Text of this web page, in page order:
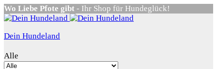
Wo Liebe Pfote gibt - Ihr Shop für Hundeglück!
Dein Hundeland
Alle